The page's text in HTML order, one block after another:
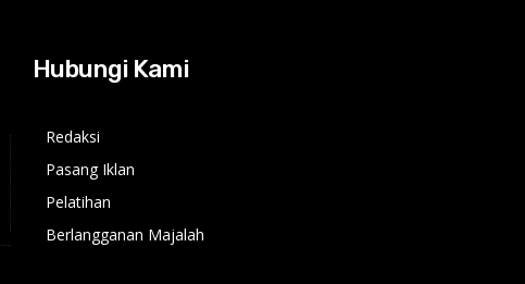
Hubungi Kami
Redaksi
Pasang Iklan
Pelatihan
Berlangganan Majalah